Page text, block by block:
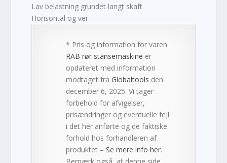
Lav belastning grundet langt skaft
Horisontal og ver
* Pris og information for varen
RAB rør stansemaskine er
opdateret med information
modtaget fraGlobaltools den
december 6, 2025. Vi tager
forbehold for afvigelser,
prisændringer og eventuelle fejl
i det her anførte og de faktiske
forhold hos forhandleren af
produktet –Se mere info her.
Bemærk også, at denne side